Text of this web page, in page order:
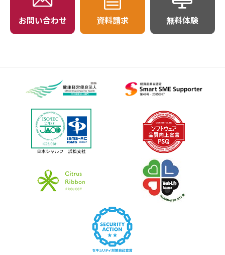
お問い合わせ 資料請求 無料体験